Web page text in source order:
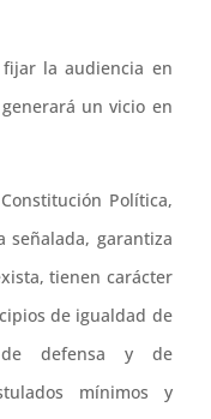
la audiencia en
un vicio en
Política,
garantiza
tienen carácter
de igualdad de
de defensa y de
mínimos y